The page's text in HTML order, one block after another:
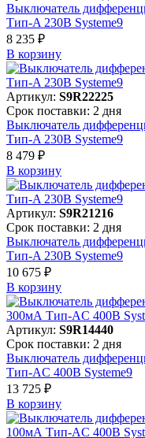
Выключатель
Тип-A 230В Systeme9
8 235 ₽
В корзинy
Артикул: S9R22225
Срок поставки: 2 дня
Выключатель
Тип-A 230В Systeme9
8 479 ₽
В корзинy
Артикул: S9R21216
Срок поставки: 2 дня
Выключатель
Тип-A 230В Systeme9
10 675 ₽
В корзинy
Артикул: S9R14440
Срок поставки: 2 дня
Выключатель
Тип-AC 400В Systeme9
13 725 ₽
В корзинy